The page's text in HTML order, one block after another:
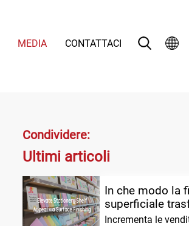
MEDIA CONTATTACI
Español
Français
Condividere:
Ultimi articoli
In che modo la
superficiale
e le vendite
Incrementa le